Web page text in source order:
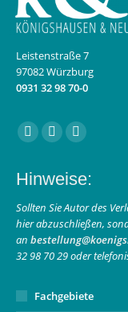
Leistenstraße 7
97082 Würzburg
0931 32 98 70-0
Finden Sie uns auf:
Facebook
opens
in
new
window
Instagram
opens
in
new
window
E-
page
opens
in
new
window
Hinweise:
Sollten Sie Autor des
hier abzuschließen,
an
32 98 70 29 oder
Fachgebiete